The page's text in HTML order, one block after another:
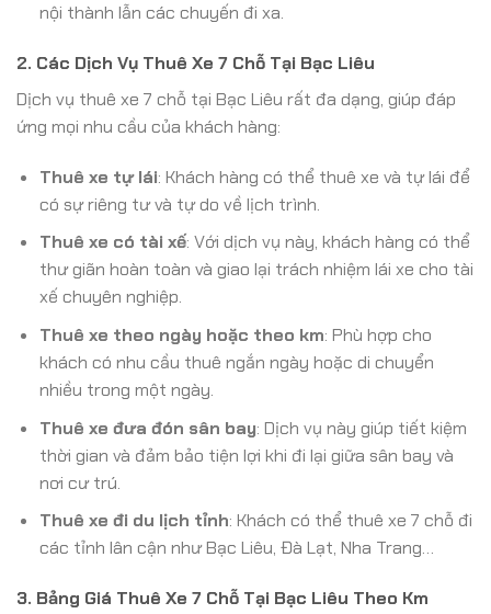
nội thành lẫn các chuyến đi xa.
2. Các Dịch Vụ Thuê Xe 7 Chỗ Tại Bạc Liêu
Dịch vụ thuê xe 7 chỗ tại Bạc Liêu rất đa dạng, giúp đáp
ứng mọi nhu cầu của khách hàng:
Thuê xe tự lái: Khách hàng có thể thuê xe và tự lái để
có sự riêng tư và tự do về lịch trình.
Thuê xe có tài xế: Với dịch vụ này, khách hàng có thể
thư giãn hoàn toàn và giao lại trách nhiệm lái xe cho tài
xế chuyên nghiệp.
Thuê xe theo ngày hoặc theo km: Phù hợp cho
khách có nhu cầu thuê ngắn ngày hoặc di chuyển
nhiều trong một ngày.
Thuê xe đưa đón sân bay: Dịch vụ này giúp tiết kiệm
thời gian và đảm bảo tiện lợi khi đi lại giữa sân bay và
nơi cư trú.
Thuê xe đi du lịch tỉnh: Khách có thể thuê xe 7 chỗ đi
các tỉnh lân cận như Bạc Liêu, Đà Lạt, Nha Trang…
3. Bảng Giá Thuê Xe 7 Chỗ Tại Bạc Liêu Theo Km